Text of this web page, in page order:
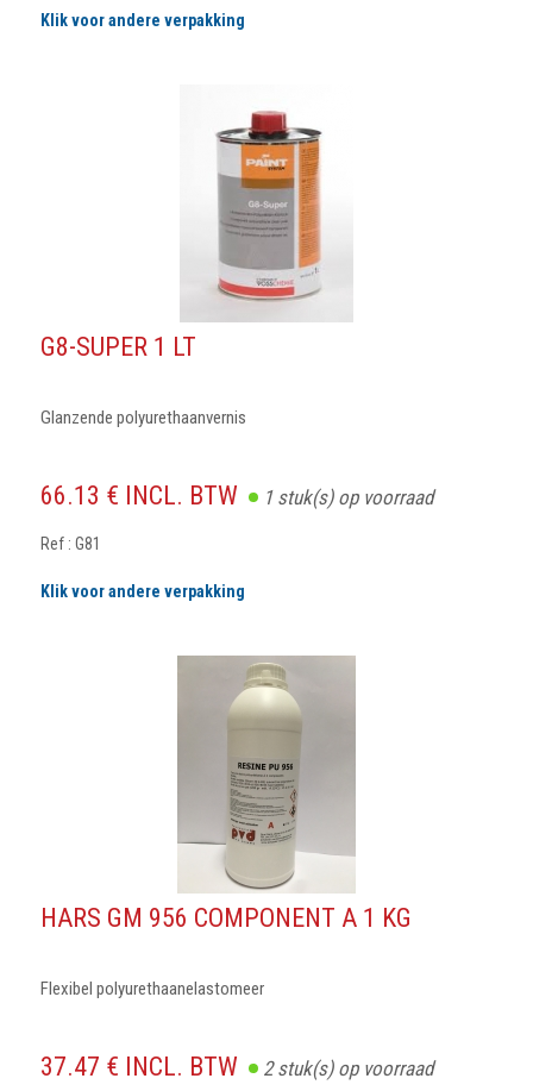
Klik voor andere verpakking
G8-SUPER 1 LT
Glanzende polyurethaanvernis
66.13 € INCL. BTW 1stuk(s) op voorraad
Ref : G81
Klik voor andere verpakking
HARS GM 956 COMPONENT A 1 KG
Flexibel polyurethaanelastomeer
37.47 € INCL. BTW 2stuk(s) op voorraad